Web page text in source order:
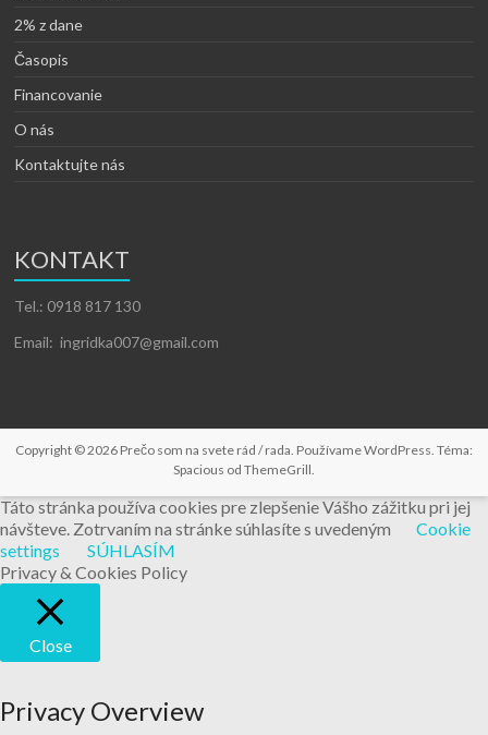
2% z dane
Časopis
Financovanie
O nás
Kontaktujte nás
KONTAKT
Tel.: 0918 817 130
Email: ingridka007@gmail.com
Copyright © 2026 Prečo som na svete rád / rada. PoužívameWordPress. Téma:
Spacious od ThemeGrill.
Táto stránka používa cookies pre zlepšenie Vášho zážitku pri jej
návšteve. Zotrvaním na stránke súhlasíte s uvedeným
Cookie
settings
SÚHLASÍM
Privacy & Cookies Policy
Close
Privacy Overview